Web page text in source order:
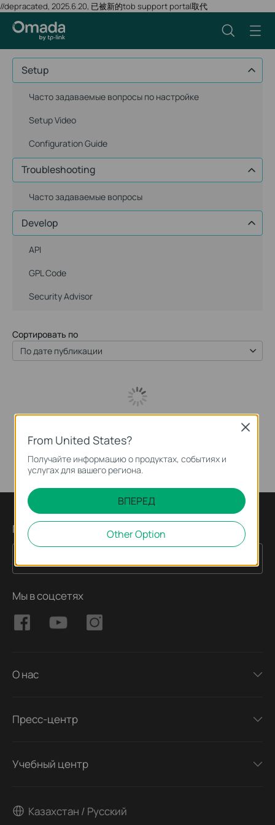
//depracated, 2025.6.20, 已被新的tob support portal取代
Setup
Часто задаваемые вопросы по настройке
Setup Video
Configuration Guide
Troubleshooting
Часто задаваемые вопросы
Develop
API
GPL Code
Security Advisor
Сортировать по
По дате публикации
Подпишитесь на рассылку
Мы в соцсетях
О нас
Пресс-центр
Учебный центр
Казахстан / Русский
From United States?
Получайте информацию о продуктах, событиях и
услугах для вашего региона.
ВПЕРЕД
Other Option
Close